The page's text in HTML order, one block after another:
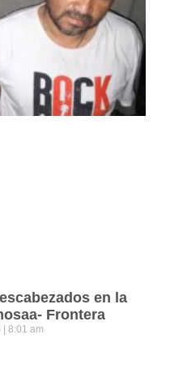
en la
Frontera
8:01 am